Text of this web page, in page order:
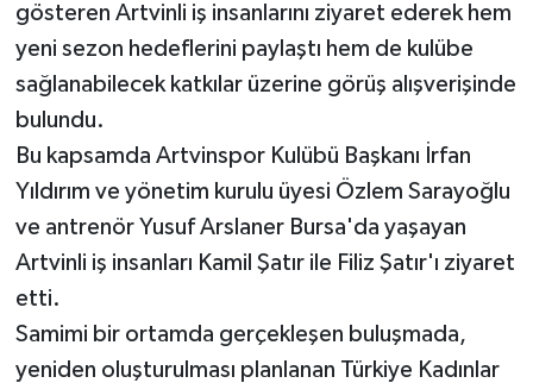
gösteren Artvinli iş insanlarını ziyaret ederek hem
yeni sezon hedeflerini paylaştı hem de kulübe
sağlanabilecek katkılar üzerine görüş alışverişinde
bulundu.
Bu kapsamda Artvinspor Kulübü Başkanı İrfan
Yıldırım ve yönetim kurulu üyesi Özlem Sarayoğlu
ve antrenör Yusuf Arslaner Bursa'da yaşayan
Artvinli iş insanları Kamil Şatır ile Filiz Şatır'ı ziyaret
etti.
Samimi bir ortamda gerçekleşen buluşmada,
yeniden oluşturulması planlanan Türkiye Kadınlar